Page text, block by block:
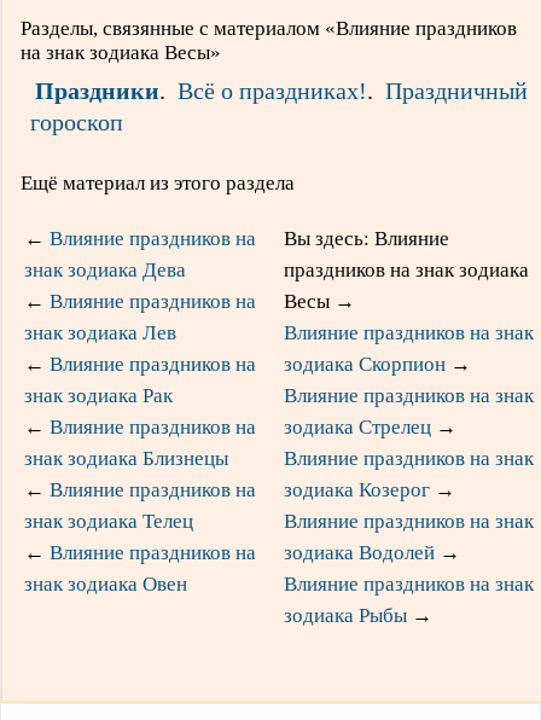
Разделы, связянные с материалом «Влияние праздников
на знак зодиака Весы»
Праздники. Всё о праздниках!. Праздничный
гороскоп
Ещё материал из этого раздела
← Влияние праздников на
знак зодиака Дева
← Влияние праздников на
знак зодиака Лев
← Влияние праздников на
знак зодиака Рак
← Влияние праздников на
знак зодиака Близнецы
← Влияние праздников на
знак зодиака Телец
← Влияние праздников на
знак зодиака Овен
Вы здесь: Влияние
праздников на знак зодиака
Весы →
Влияние праздников на знак
зодиака Скорпион →
Влияние праздников на знак
зодиака Стрелец →
Влияние праздников на знак
зодиака Козерог →
Влияние праздников на знак
зодиака Водолей →
Влияние праздников на знак
зодиака Рыбы →